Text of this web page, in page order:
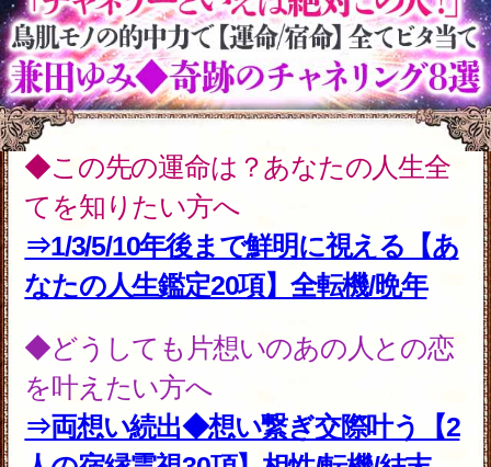
全方位抜かりナシ≪難悩解決≫付
け入る隙無く的中【溟白龍】地支
命術
2026年7月23月追加
利用規約 プライバシーポリシー
お問い合わせ
特定商取引法に基づく表記
メルマガ登録/解除
運営会社 RENSA All Rights Reserved.